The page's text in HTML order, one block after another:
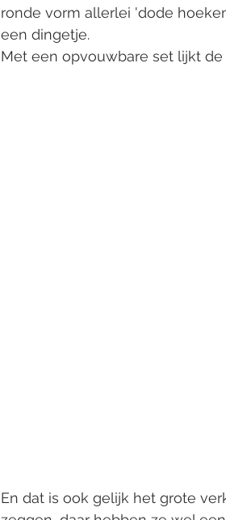
ronde vorm allerlei 'dode
een dingetje.
Met een opvouwbare set lijkt
En dat is ook gelijk het grote